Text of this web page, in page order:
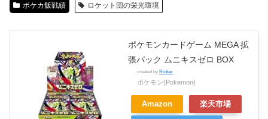
ポケカ飯戦績 ロケット団の栄光環境
ポケモンカードゲーム MEGA 拡
張パック ムニキスゼロ BOX
created by Rinker
ポケモン(Pokemon)
Amazon 楽天市場